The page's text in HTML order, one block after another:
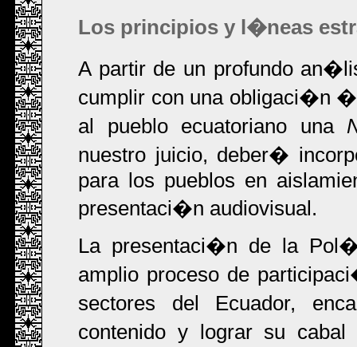
Los principios y l�neas
A partir de un profundo
cumplir con una obligaci�n
al pueblo ecuatoriano una
nuestro juicio, deber�
para los pueblos en
presentaci�n audiovisual.
La presentaci�n de la
amplio proceso de
sectores del Ecuador,
contenido y lograr su